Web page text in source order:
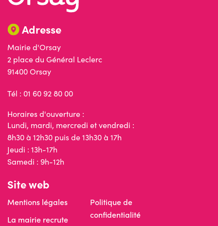
Adresse
Mairie d'Orsay
2 place du Général Leclerc
91400 Orsay
Tél : 01 60 92 80 00
Horaires d'ouverture :
Lundi, mardi, mercredi et vendredi :
8h30 à 12h30 puis de 13h30 à 17h
Jeudi : 13h-17h
Samedi : 9h-12h
Site web
Mentions légales
La mairie recrute
Politique de
confidentialité